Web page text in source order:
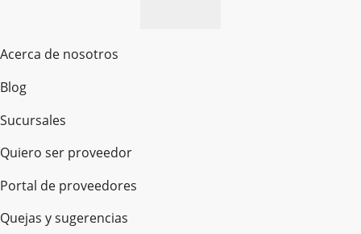
Acerca de nosotros
Blog
Sucursales
Quiero ser proveedor
Portal de proveedores
Quejas y sugerencias